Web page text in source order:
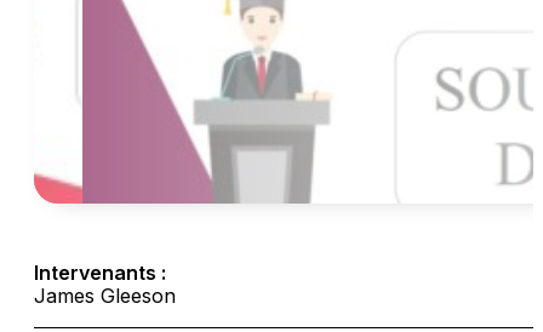
Intervenants :
James Gleeson